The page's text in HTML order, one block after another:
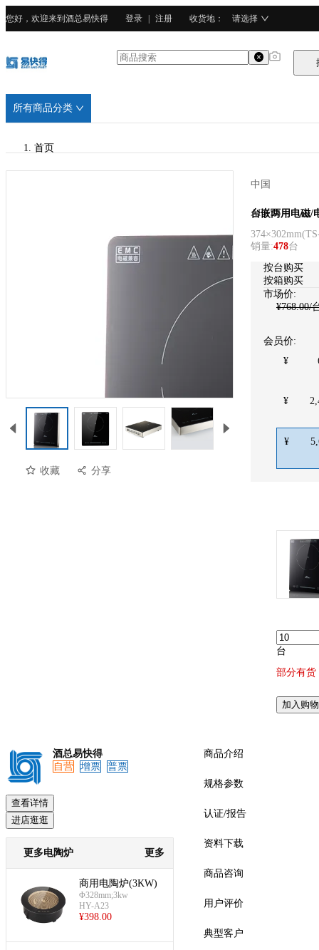
您好，欢迎来到酒总易快得 登录 注册 收货地 ： 请选择
所有商品分类
首页
收藏 分享
中国
APLSS
台嵌两用电磁/
374×302mm(
销量:478台
按台购买
按箱购买
市场价:
¥768.00/
会员价:
¥
¥
¥
台
部分有货
加入购
酒总易快得
自营
增票 普票
查看详情
进店逛逛
更多电陶炉 更多
商用电陶炉(3KW)
Φ328mm;3kw
HY-A23
¥398.00
商品介绍
规格参数
认证/报告
资料下载
商品咨询
用户评价
典型客户